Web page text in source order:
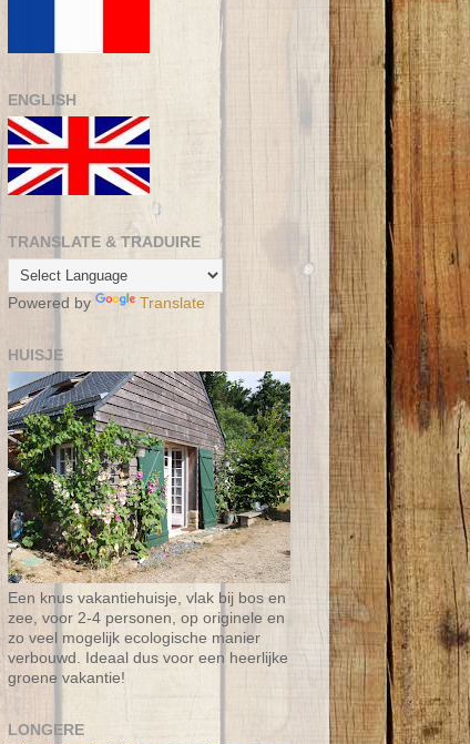
ENGLISH
TRANSLATE & TRADUIRE
Powered by Translate
HUISJE
Een knus vakantiehuisje, vlak bij bos en
zee, voor 2-4 personen, op originele en
zo veel mogelijk ecologische manier
verbouwd. Ideaal dus voor een heerlijke
groene vakantie!
LONGERE